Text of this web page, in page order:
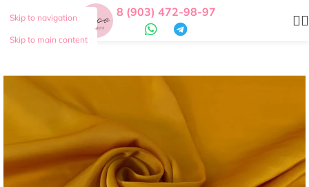
Skip to navigation
Skip to main content
8 (903) 472-98-97